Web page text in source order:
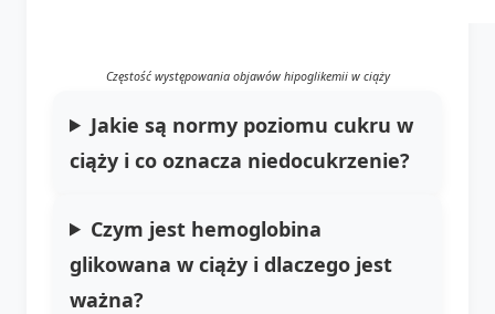
Częstość występowania objawów hipoglikemii w ciąży
Jakie są normy poziomu cukru w
ciąży i co oznacza niedocukrzenie?
Czym jest hemoglobina
glikowana w ciąży i dlaczego jest
ważna?